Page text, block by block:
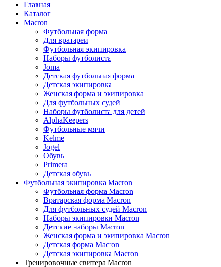
Главная
Каталог
Macron
Футбольная форма
Для вратарей
Футбольная экипировка
Наборы футболиста
Joma
Детская футбольная форма
Детская экипировка
Женская форма и экипировка
Для футбольных судей
Наборы футболиста для детей
AlphaKeepers
Футбольные мячи
Kelme
Jogel
Обувь
Primera
Детская обувь
Футбольная экипировка Macron
Футбольная форма Macron
Вратарская форма Macron
Для футбольных судей Macron
Наборы экипировки Macron
Детские наборы Macron
Женская форма и экипировка Macron
Детская форма Macron
Детская экипировка Macron
Тренировочные свитера Macron